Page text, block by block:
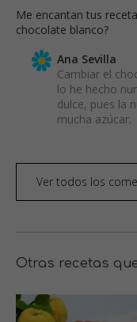
Me encantan tus
chocolate blanco?
Ana Sevilla
Cambiar el
lo he hecho
dulce, pues la
mucha azúcar.
Ver todos los
Otras recetas